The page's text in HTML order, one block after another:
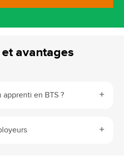
avantages
en BTS ?